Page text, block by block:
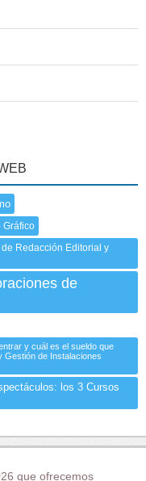
Gráfico
Redacción Editorial y
de
y cuál es el sueldo que
Gestión de Instalaciones
los 3 Cursos
que ofrecemos